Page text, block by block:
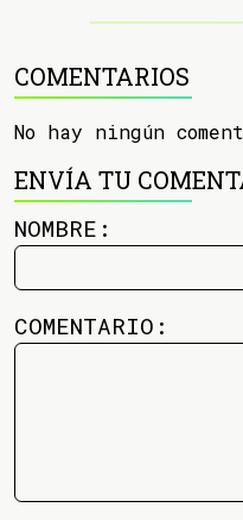
COMENTARIOS
No hay ningún
ENVÍA TU
NOMBRE:
COMENTARIO: